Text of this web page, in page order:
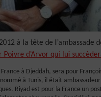
à la tête de l’ambassade
Poivre d’Arvor qui lui
à Djeddah, sera pour
à Tunis, il était
Riyad est pour la France un